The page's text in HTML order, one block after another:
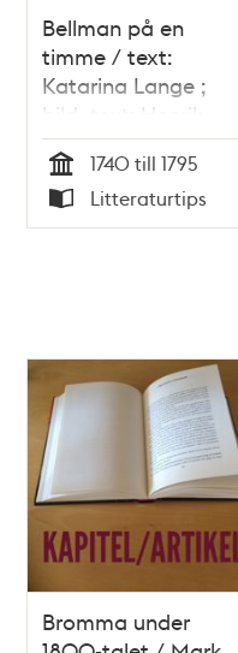
Bellman på en
timme / text:
Katarina Lange ;
bild, text: Henrik
Lange
Tid
1740 till 1795
Typ
Litteraturtips
Bromma under